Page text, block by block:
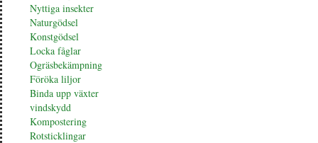
Nyttiga insekter
Naturgödsel
Konstgödsel
Locka fåglar
Ogräsbekämpning
Föröka liljor
Binda upp växter
vindskydd
Kompostering
Rotsticklingar